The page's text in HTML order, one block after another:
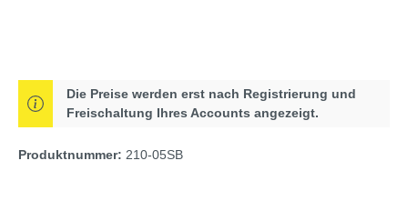
Die Preise werden erst nach Registrierung und
Freischaltung Ihres Accounts angezeigt.
Produktnummer: 210-05SB